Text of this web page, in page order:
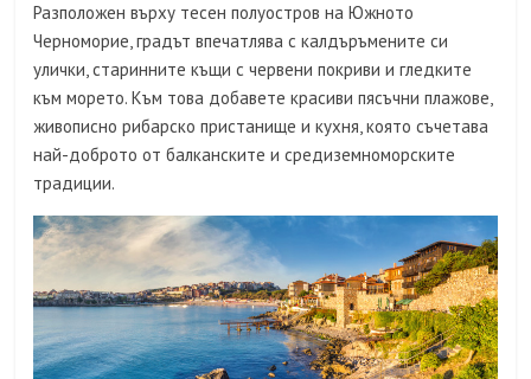
Разположен върху тесен полуостров на Южното
Черноморие, градът впечатлява с калдъръмените си
улички, старинните къщи с червени покриви и гледките
към морето. Към това добавете красиви пясъчни плажове,
живописно рибарско пристанище и кухня, която съчетава
най-доброто от балканските и средиземноморските
традиции.